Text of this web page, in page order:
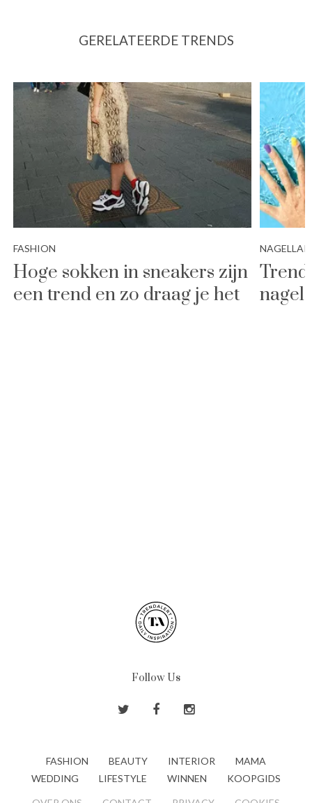
GERELATEERDE TRENDS
FASHION
Hoge sokken in sneakers zijn
een trend en zo draag je het
NAGELLAK
nagels
Follow Us
FASHION BEAUTY INTERIOR
MAMA
WEDDING
LIFESTYLE WINNEN KOOPGIDS